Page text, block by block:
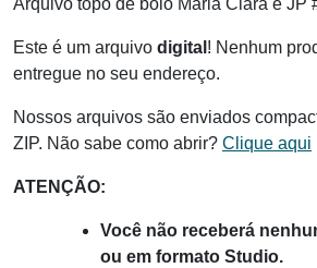
Arquivo topo de bolo Maria Clara e JP
Este é um arquivo digital ! Nenhum
entregue no seu endereço.
Nossos arquivos são enviados
ZIP. Não sabe como abrir? Clique aqui
ATENÇÃO:
Você não receberá
ou em formato Studio.